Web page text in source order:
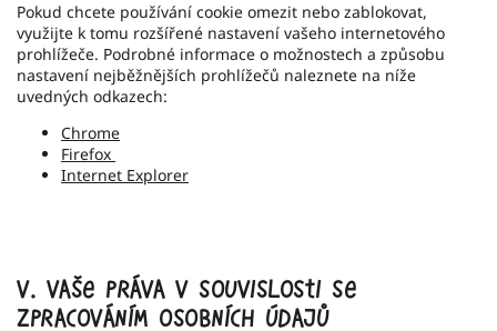
Pokud chcete používání cookie omezit nebo zablokovat,
využijte k tomu rozšířené nastavení vašeho internetového
prohlížeče. Podrobné informace o možnostech a způsobu
nastavení nejběžnějších prohlížečů naleznete na níže
uvedných odkazech:
Chrome
Firefox
Internet Explorer
V. Vaše práva v souvislosti se
zpracováním osobních údajů